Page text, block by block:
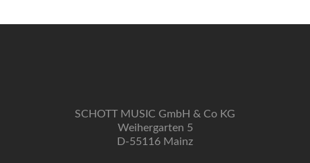
SCHOTT MUSIC GmbH & Co KG
Weihergarten 5
D-55116 Mainz